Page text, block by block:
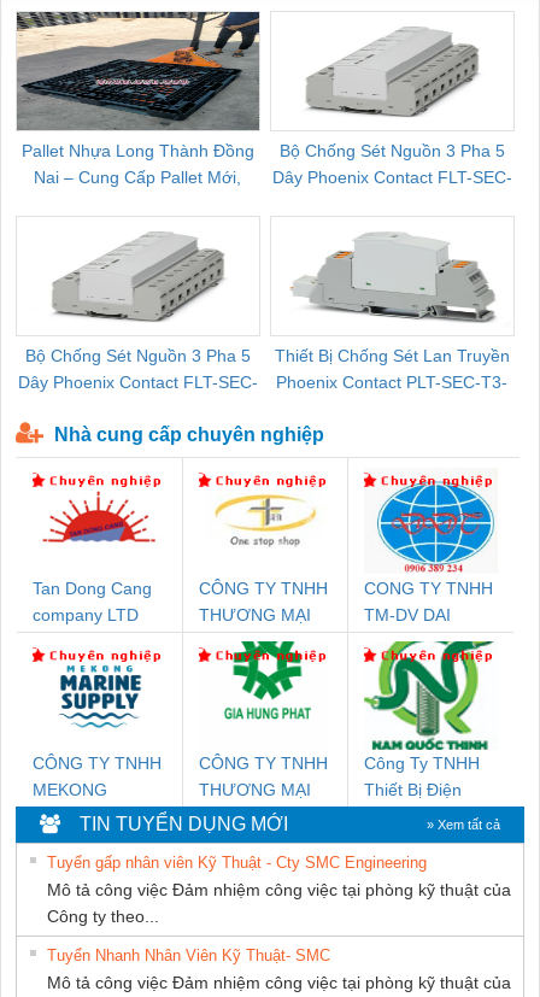
Pallet Nhựa Long Thành Đồng
Nai – Cung Cấp Pallet Mới,
Bộ Chống Sét Nguồn 3 Pha 5
Dây Phoenix Contact FLT-SEC-
Bộ Chống Sét Nguồn 3 Pha 5
Dây Phoenix Contact FLT-SEC-
Thiết Bị Chống Sét Lan Truyền
Phoenix Contact PLT-SEC-T3-
Nhà cung cấp chuyên nghiệp
Tan Dong Cang
company LTD
CÔNG TY TNHH
THƯƠNG MẠI
THIÊN ÂN VIỆT
NAM
CONG TY TNHH
TM-DV DAI
DONG THANH
CÔNG TY TNHH
MEKONG
MARINE SUPPLY
CÔNG TY TNHH
THƯƠNG MẠI
DỊCH VỤ KỸ
THUẬT ĐIỆN CƠ
GIA HƯNG
PHÁT
Công Ty TNHH
Thiết Bị Điện
Nam Quốc Thịnh
TIN TUYỂN DỤNG MỚI » Xem tất cả
Tuyển gấp nhân viên Kỹ Thuật - Cty SMC Engineering
Mô tả công việc Đảm nhiệm công việc tại phòng kỹ thuật của
Công ty theo...
Tuyển Nhanh Nhân Viên Kỹ Thuật- SMC
Mô tả công việc Đảm nhiệm công việc tại phòng kỹ thuật của